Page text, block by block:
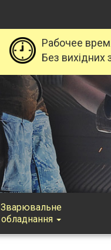
Рабочее
Без вихідних
Зварювальне
обладнання